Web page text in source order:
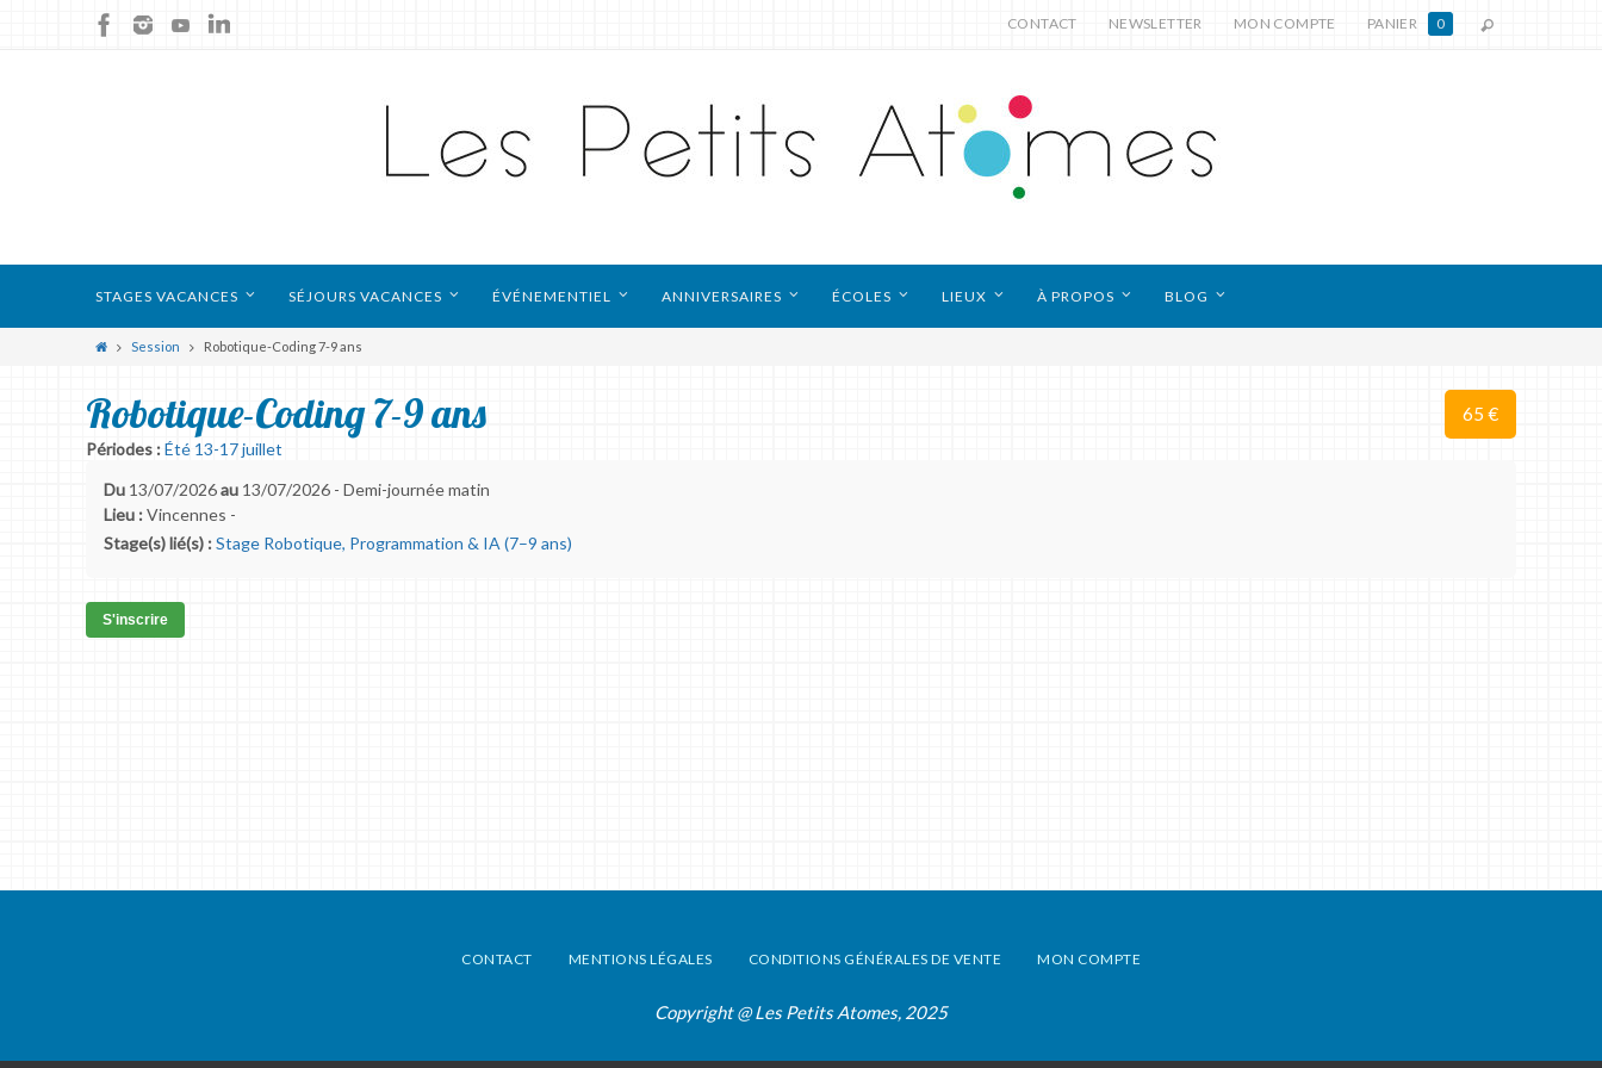
CONTACT NEWSLETTER MON COMPTE PANIER 0
STAGES VACANCES SÉJOURS VACANCES ÉVÉNEMENTIEL ANNIVERSAIRES ÉCOLES LIEUX À PROPOS BLOG
Session Robotique-Coding 7-9 ans
65 €
Robotique-Coding 7-9 ans
Périodes :Été 13-17 juillet
Du 13/07/2026au 13/07/2026 - Demi-journée matin
Lieu :Vincennes -
Stage(s) lié(s) :Stage Robotique, Programmation & IA (7–9 ans)
S'inscrire
CONTACT MENTIONS LÉGALES CONDITIONS GÉNÉRALES DE VENTE MON COMPTE
Copyright @ Les Petits Atomes, 2025